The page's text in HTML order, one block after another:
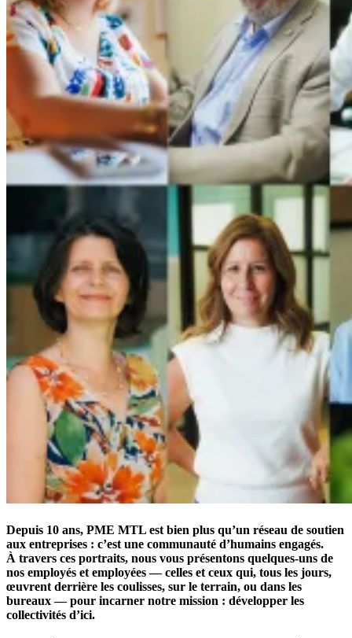
Depuis 10 ans, PME MTL est bien plus qu’un réseau de soutien
aux entreprises : c’est une communauté d’humains engagés.
À travers ces portraits, nous vous présentons quelques-uns de
nos employés et employées — celles et ceux qui, tous les jours,
œuvrent derrière les coulisses, sur le terrain, ou dans les
bureaux — pour incarner notre mission : développer les
collectivités d’ici.